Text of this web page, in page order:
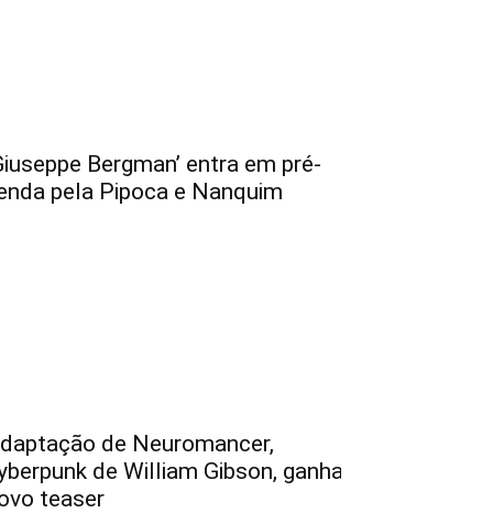
Bergman’ entra em pré-
pela Pipoca e Nanquim
de Neuromancer,
de William Gibson, ganha
teaser